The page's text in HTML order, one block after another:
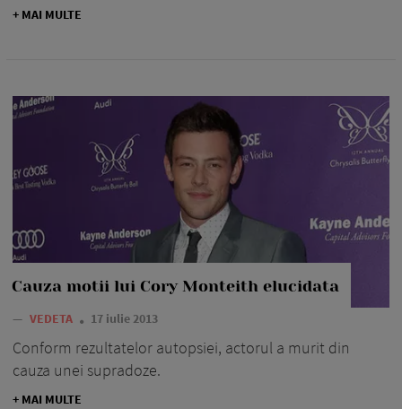
+ MAI MULTE
Cauza motii lui Cory Monteith elucidata
— VEDETA 17 iulie 2013
Conform rezultatelor autopsiei, actorul a murit din
cauza unei supradoze.
+ MAI MULTE